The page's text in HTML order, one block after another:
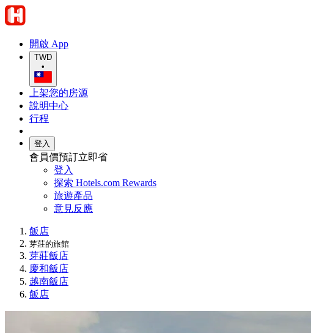
開啟 App
TWD
•
上架您的房源
說明中心
行程
登入
會員價預訂立即省
登入
探索 Hotels.com Rewards
旅遊產品
意見反應
飯店
芽莊的旅館
芽莊飯店
慶和飯店
越南飯店
飯店